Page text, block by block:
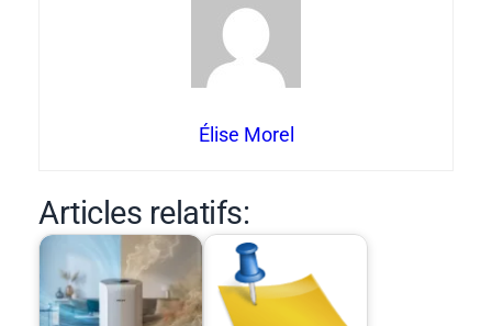
Élise Morel
Articles relatifs: